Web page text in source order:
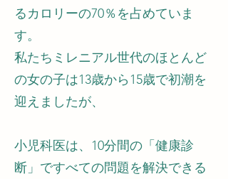
るカロリーの70％を占めていま
す。
私たちミレニアル世代のほとんど
の女の子は13歳から15歳で初潮を
迎えましたが、
小児科医は、10分間の「健康診
断」ですべての問題を解決できる